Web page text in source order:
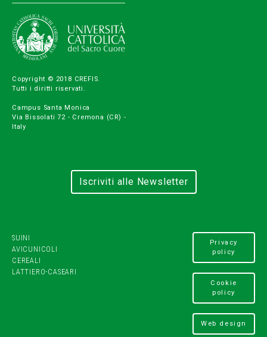
Copyright © 2018 CREFIS.
Tutti i diritti riservati.
Campus Santa Monica
Via Bissolati 72 - Cremona (CR) -
Italy
SUINI
AVICUNICOLI
CEREALI
LATTIERO-CASEARI
Iscriviti alle Newsletter
Privacy
policy
Cookie
policy
Web design